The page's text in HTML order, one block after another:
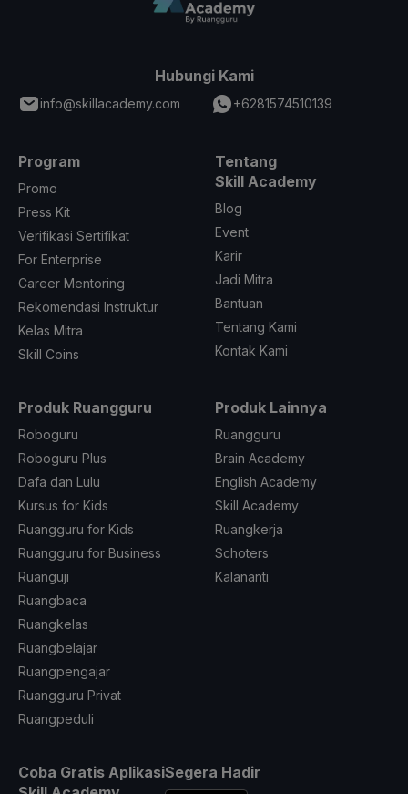
Hubungi Kami
info@skillacademy.com +6281574510139
Program
Promo
Press Kit
Verifikasi Sertifikat
For Enterprise
Career Mentoring
Rekomendasi Instruktur
Kelas Mitra
Skill Coins
Tentang
Skill Academy
Blog
Event
Karir
Jadi Mitra
Bantuan
Tentang Kami
Kontak Kami
Produk Ruangguru
Roboguru
Roboguru Plus
Dafa dan Lulu
Kursus for Kids
Ruangguru for Kids
Ruangguru for Business
Ruanguji
Ruangbaca
Ruangkelas
Ruangbelajar
Ruangpengajar
Ruangguru Privat
Ruangpeduli
Produk Lainnya
Ruangguru
Brain Academy
English Academy
Skill Academy
Ruangkerja
Schoters
Kalananti
Coba Gratis AplikasiSegera Hadir